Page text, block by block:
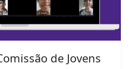
de Jovens